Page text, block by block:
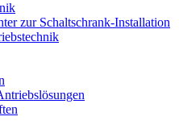
zur Schaltschrank-Installation